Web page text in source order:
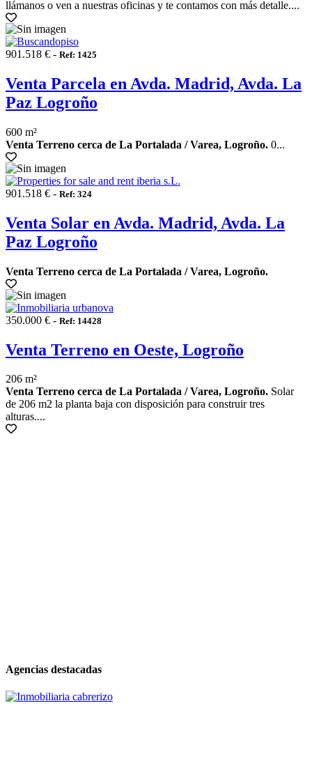
llámanos o ven a nuestras oficinas y te contamos con más detalle....
901.518 € - Ref: 1425
Venta Parcela en Avda. Madrid, Avda. La
Paz Logroño
600 m²
Venta Terreno cerca de La Portalada / Varea, Logroño. 0...
901.518 € - Ref: 324
Venta Solar en Avda. Madrid, Avda. La
Paz Logroño
Venta Terreno cerca de La Portalada / Varea, Logroño.
350.000 € - Ref: 14428
Venta Terreno en Oeste, Logroño
206 m²
Venta Terreno cerca de La Portalada / Varea, Logroño. Solar
de 206 m2 la planta baja con disposición para construir tres
alturas....
Agencias destacadas